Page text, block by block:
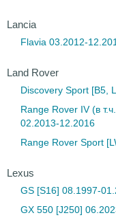
Lancia
Flavia 03.2012-
Land Rover
Discovery Sport [B5,
Range Rover IV (в
02.2013-12.2016
Range Rover Sport
Lexus
GS [S16] 08.1997-
GX 550 [J250]